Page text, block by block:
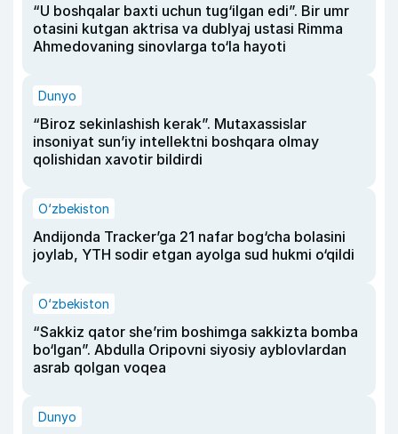
“U boshqalar baxti uchun tug‘ilgan edi”. Bir umr
otasini kutgan aktrisa va dublyaj ustasi Rimma
Ahmedovaning sinovlarga to‘la hayoti
Dunyo
“Biroz sekinlashish kerak”. Mutaxassislar
insoniyat sun’iy intellektni boshqara olmay
qolishidan xavotir bildirdi
O‘zbekiston
Andijonda Tracker’ga 21 nafar bog‘cha bolasini
joylab, YTH sodir etgan ayolga sud hukmi o‘qildi
O‘zbekiston
“Sakkiz qator she’rim boshimga sakkizta bomba
bo‘lgan”. Abdulla Oripovni siyosiy ayblovlardan
asrab qolgan voqea
Dunyo